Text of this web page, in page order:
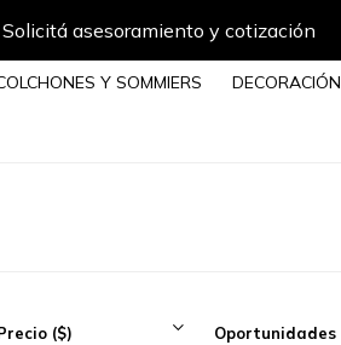
Solicitá asesoramiento y cotización
Y SOMMIERS DECORACIÓN
($) Oportunidades